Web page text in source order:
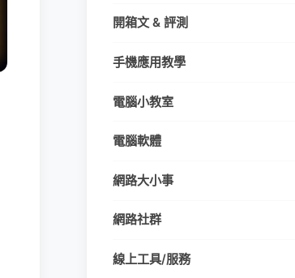
開箱文 & 評測
手機應用教學
電腦小教室
電腦軟體
網路大小事
網路社群
線上工具/服務